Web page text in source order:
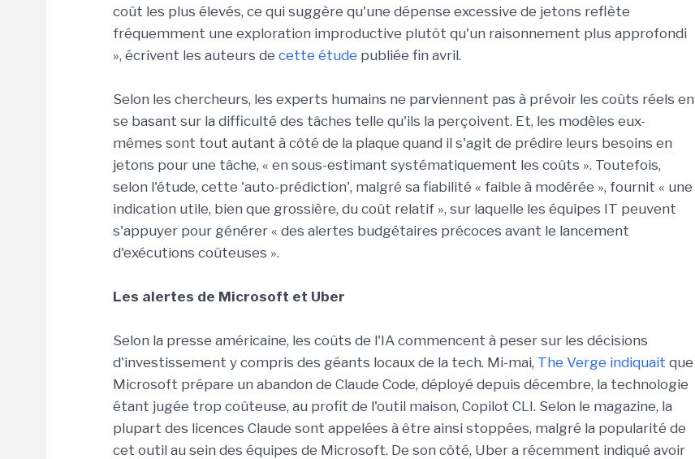
coût les plus élevés, ce qui suggère qu'une dépense excessive de jetons reflète
fréquemment une exploration improductive plutôt qu'un raisonnement plus approfondi
», écrivent les auteurs de cette étude publiée fin avril.
Selon les chercheurs, les experts humains ne parviennent pas à prévoir les coûts réels en
se basant sur la difficulté des tâches telle qu'ils la perçoivent. Et, les modèles eux-
mêmes sont tout autant à côté de la plaque quand il s'agit de prédire leurs besoins en
jetons pour une tâche, « en sous-estimant systématiquement les coûts ». Toutefois,
selon l'étude, cette 'auto-prédiction', malgré sa fiabilité « faible à modérée », fournit « une
indication utile, bien que grossière, du coût relatif », sur laquelle les équipes IT peuvent
s'appuyer pour générer « des alertes budgétaires précoces avant le lancement
d'exécutions coûteuses ».
Les alertes de Microsoft et Uber
Selon la presse américaine, les coûts de l'IA commencent à peser sur les décisions
d'investissement y compris des géants locaux de la tech. Mi-mai, The Verge indiquait que
Microsoft prépare un abandon de Claude Code, déployé depuis décembre, la technologie
étant jugée trop coûteuse, au profit de l'outil maison, Copilot CLI. Selon le magazine, la
plupart des licences Claude sont appelées à être ainsi stoppées, malgré la popularité de
cet outil au sein des équipes de Microsoft. De son côté, Uber a récemment indiqué avoir